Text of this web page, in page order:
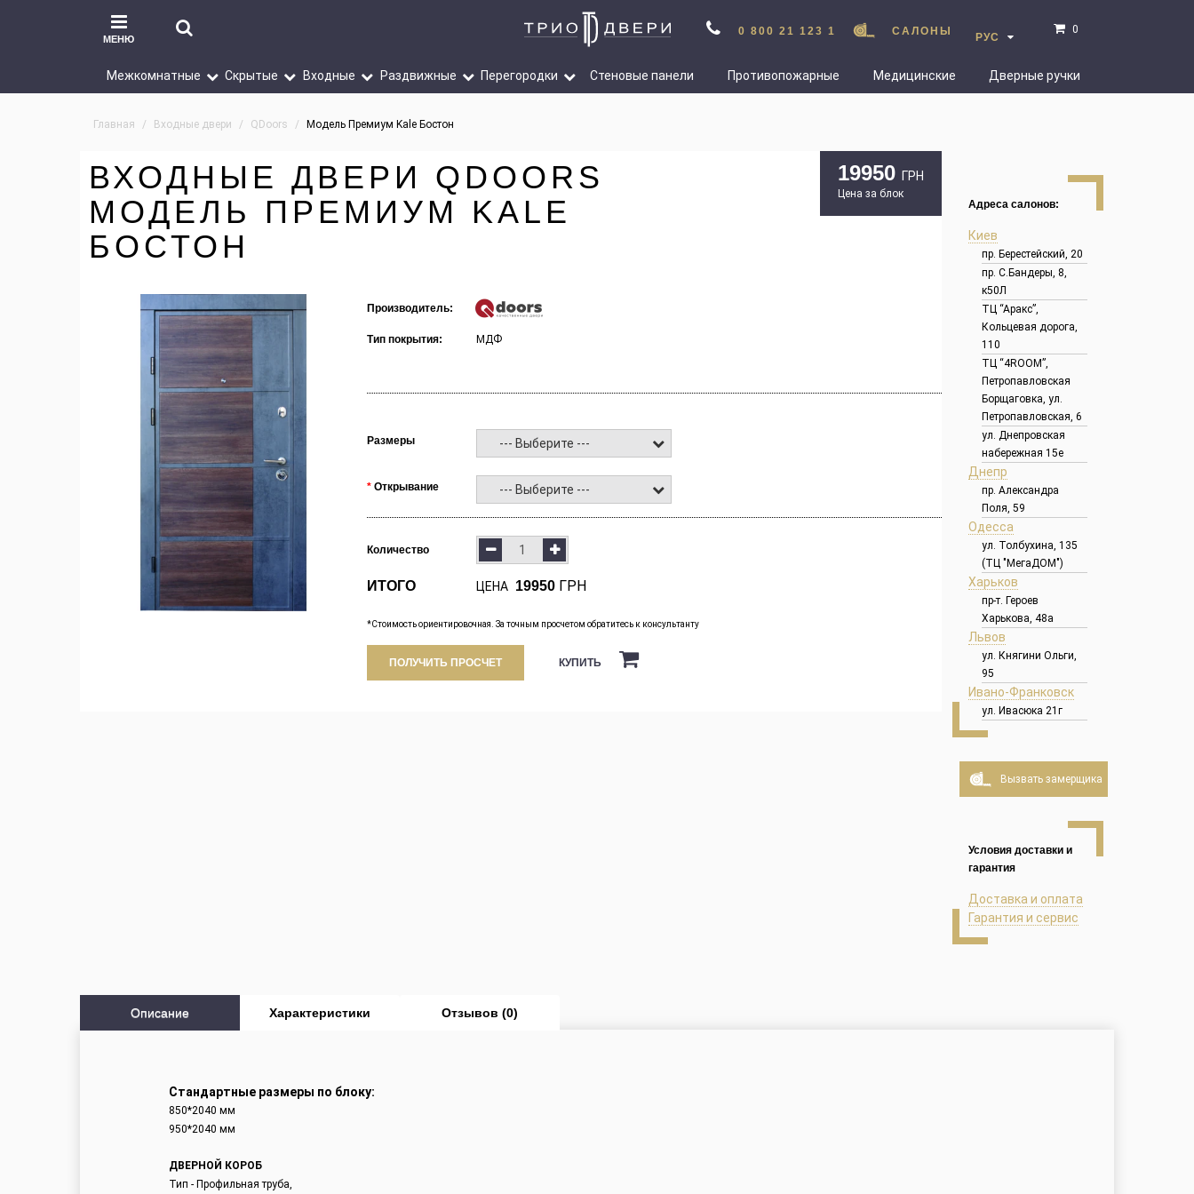
МЕНЮ
0 800 21 123 1 САЛОНЫ РУС
0
Межкомнатные Скрытые Входные Раздвижные Перегородки Стеновые панели Противопожарные Медицинские Дверные ручки
Главная Входные двери QDoors Модель Премиум Kale Бостон
ВХОДНЫЕ ДВЕРИ QDOORS
МОДЕЛЬ ПРЕМИУМ KALE
БОСТОН
19950 ГРН
Цена за блок
Производитель:
Тип покрытия: МДФ
Размеры --- Выберите ---
Открывание --- Выберите ---
Количество
ИТОГО ЦЕНА 19950 ГРН
*Стоимость ориентировочная. За точным просчетом обратитесь к консультанту
ПОЛУЧИТЬ ПРОСЧЕТ КУПИТЬ
Адреса салонов:
Киев
пр. Берестейский, 20
пр. С.Бандеры, 8,
к50Л
ТЦ “Аракс”,
Кольцевая дорога,
110
ТЦ “4ROOM”,
Петропавловская
Борщаговка, ул.
Петропавловская, 6
ул. Днепровская
набережная 15е
Днепр
пр. Александра
Поля, 59
Одесса
ул. Толбухина, 135
(ТЦ "МегаДОМ")
Харьков
пр-т. Героев
Харькова, 48а
Львов
ул. Княгини Ольги,
95
Ивано-Франковск
ул. Ивасюка 21г
Вызвать замерщика
Условия доставки и
гарантия
Доставка и оплата
Гарантия и сервис
Описание Характеристики Отзывов (0)
Стандартные размеры по блоку:
850*2040 мм
950*2040 мм
ДВЕРНОЙ КОРОБ
Тип - Профильная труба,